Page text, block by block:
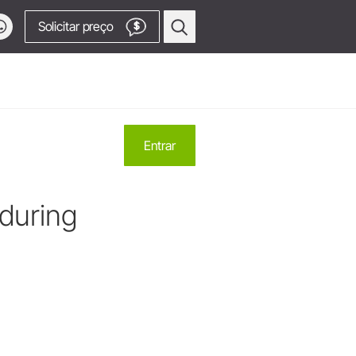
Solicitar preço $
Cirurgia Oral e Implantodontia
Equipamentos Cirúrgicos
Pontas Piezomed
Osstell® - Estabilidade do
técnica (produtos OEM)
Entrar